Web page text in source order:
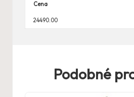
Cena
24490.00
Podobné